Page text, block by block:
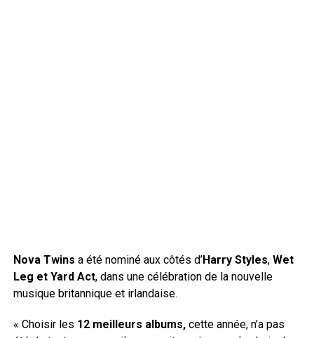
Nova Twins a été nominé aux côtés d’Harry Styles, Wet
Leg et Yard Act, dans une célébration de la nouvelle
musique britannique et irlandaise.
« Choisir les 12 meilleurs albums,cette année, n’a pas